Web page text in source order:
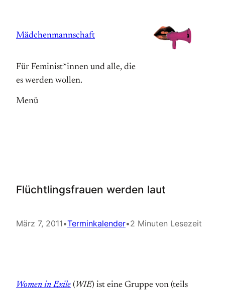
springen
Mädchenmannschaft
Für Feminist*innen und alle, die
es werden wollen.
Menü
Flüchtlingsfrauen werden laut
März 7, 2011•Terminkalender•2 Minuten Lesezeit
Women in Exile (WIE) ist eine Gruppe von (teils